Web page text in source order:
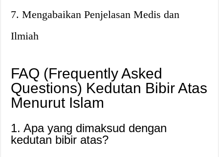
7. Mengabaikan Penjelasan Medis dan
Ilmiah
FAQ (Frequently Asked
Questions) Kedutan Bibir Atas
Menurut Islam
1. Apa yang dimaksud dengan
kedutan bibir atas?